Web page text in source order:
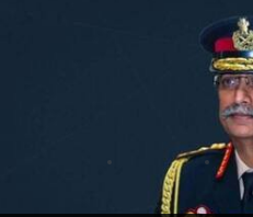
MM Naravane:
మంత్రి పూర్తి
ఆత్మకథలో
వివరించిన
Dec 19, 2023